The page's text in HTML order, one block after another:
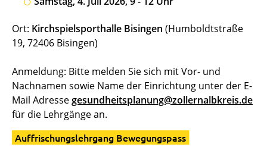
Ort: Kirchspielsporthalle Bisingen (Humboldtstraße
19, 72406 Bisingen)
Anmeldung: Bitte melden Sie sich mit Vor- und
Nachnamen sowie Name der Einrichtung unter der E-
Mail Adressegesundheitsplanung@zollernalbkreis.de
für die Lehrgänge an.
Auffrischungslehrgang Bewegungspass